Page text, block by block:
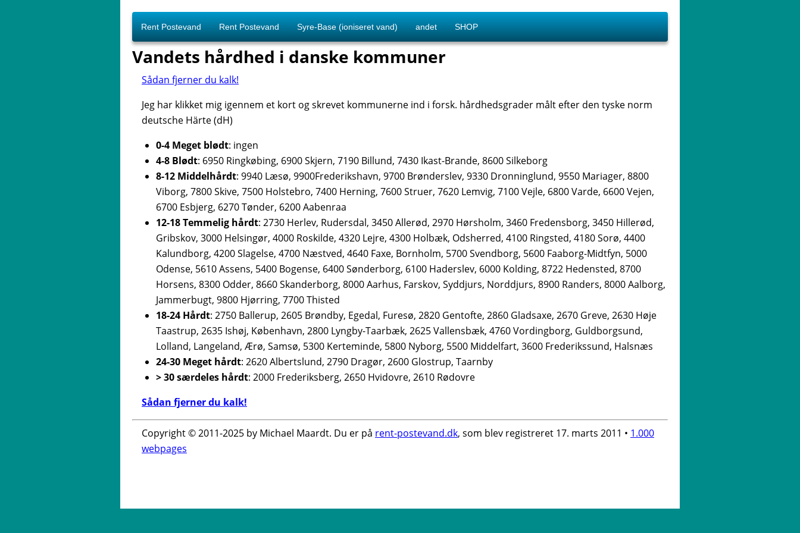
Rent Postevand Rent Postevand Syre-Base (ioniseret vand) andet SHOP
Vandets hårdhed i danske kommuner
Sådan fjerner du kalk!
Jeg har klikket mig igennem et kort og skrevet kommunerne ind i forsk. hårdhedsgrader målt efter den tyske norm
deutsche Härte (dH)
0-4 Meget blødt: ingen
4-8 Blødt: 6950 Ringkøbing, 6900 Skjern, 7190 Billund, 7430 Ikast-Brande, 8600 Silkeborg
8-12 Middelhårdt: 9940 Læsø, 9900Frederikshavn, 9700 Brønderslev, 9330 Dronninglund, 9550 Mariager, 8800
Viborg, 7800 Skive, 7500 Holstebro, 7400 Herning, 7600 Struer, 7620 Lemvig, 7100 Vejle, 6800 Varde, 6600 Vejen,
6700 Esbjerg, 6270 Tønder, 6200 Aabenraa
12-18 Temmelig hårdt: 2730 Herlev, Rudersdal, 3450 Allerød, 2970 Hørsholm, 3460 Fredensborg, 3450 Hillerød,
Gribskov, 3000 Helsingør, 4000 Roskilde, 4320 Lejre, 4300 Holbæk, Odsherred, 4100 Ringsted, 4180 Sorø, 4400
Kalundborg, 4200 Slagelse, 4700 Næstved, 4640 Faxe, Bornholm, 5700 Svendborg, 5600 Faaborg-Midtfyn, 5000
Odense, 5610 Assens, 5400 Bogense, 6400 Sønderborg, 6100 Haderslev, 6000 Kolding, 8722 Hedensted, 8700
Horsens, 8300 Odder, 8660 Skanderborg, 8000 Aarhus, Farskov, Syddjurs, Norddjurs, 8900 Randers, 8000 Aalborg,
Jammerbugt, 9800 Hjørring, 7700 Thisted
18-24 Hårdt: 2750 Ballerup, 2605 Brøndby, Egedal, Furesø, 2820 Gentofte, 2860 Gladsaxe, 2670 Greve, 2630 Høje
Taastrup, 2635 Ishøj, København, 2800 Lyngby-Taarbæk, 2625 Vallensbæk, 4760 Vordingborg, Guldborgsund,
Lolland, Langeland, Ærø, Samsø, 5300 Kerteminde, 5800 Nyborg, 5500 Middelfart, 3600 Frederikssund, Halsnæs
24-30 Meget hårdt: 2620 Albertslund, 2790 Dragør, 2600 Glostrup, Taarnby
> 30 særdeles hårdt: 2000 Frederiksberg, 2650 Hvidovre, 2610 Rødovre
Sådan fjerner du kalk!
Copyright © 2011-2025 by Michael Maardt. Du er på rent-postevand.dk, som blev registreret 17. marts 2011 • 1.000
webpages